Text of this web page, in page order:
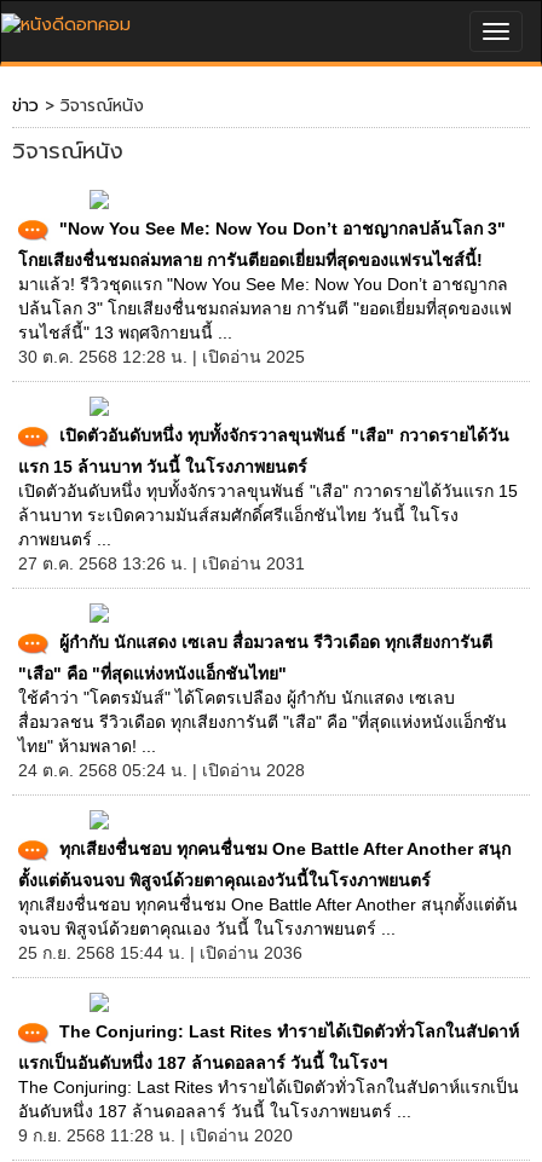
ข่าว > วิจารณ์หนัง
วิจารณ์หนัง
"Now You See Me: Now You Don’t อาชญากลปล้นโลก 3"
โกยเสียงชื่นชมถล่มทลาย การันตียอดเยี่ยมที่สุดของแฟรนไชส์นี้!
มาแล้ว! รีวิวชุดแรก "Now You See Me: Now You Don’t อาชญากล
ปล้นโลก 3" โกยเสียงชื่นชมถล่มทลาย การันตี "ยอดเยี่ยมที่สุดของแฟ
รนไชส์นี้" 13 พฤศจิกายนนี้ ...
30 ต.ค. 2568 12:28 น. | เปิดอ่าน 2025
เปิดตัวอันดับหนึ่ง ทุบทั้งจักรวาลขุนพันธ์ "เสือ" กวาดรายได้วัน
แรก 15 ล้านบาท วันนี้ ในโรงภาพยนตร์
เปิดตัวอันดับหนึ่ง ทุบทั้งจักรวาลขุนพันธ์ "เสือ" กวาดรายได้วันแรก 15
ล้านบาท ระเบิดความมันส์สมศักดิ์ศรีแอ็กชันไทย วันนี้ ในโรง
ภาพยนตร์ ...
27 ต.ค. 2568 13:26 น. | เปิดอ่าน 2031
ผู้กำกับ นักแสดง เซเลบ สื่อมวลชน รีวิวเดือด ทุกเสียงการันตี
"เสือ" คือ "ที่สุดแห่งหนังแอ็กชันไทย"
ใช้คำว่า "โคตรมันส์" ได้โคตรเปลือง ผู้กำกับ นักแสดง เซเลบ
สื่อมวลชน รีวิวเดือด ทุกเสียงการันตี "เสือ" คือ "ที่สุดแห่งหนังแอ็กชัน
ไทย" ห้ามพลาด! ...
24 ต.ค. 2568 05:24 น. | เปิดอ่าน 2028
ทุกเสียงชื่นชอบ ทุกคนชื่นชม One Battle After Another สนุก
ตั้งแต่ต้นจนจบ พิสูจน์ด้วยตาคุณเองวันนี้ในโรงภาพยนตร์
ทุกเสียงชื่นชอบ ทุกคนชื่นชม One Battle After Another สนุกตั้งแต่ต้น
จนจบ พิสูจน์ด้วยตาคุณเอง วันนี้ ในโรงภาพยนตร์ ...
25 ก.ย. 2568 15:44 น. | เปิดอ่าน 2036
The Conjuring: Last Rites ทำรายได้เปิดตัวทั่วโลกในสัปดาห์
แรกเป็นอันดับหนึ่ง 187 ล้านดอลลาร์ วันนี้ ในโรงฯ
The Conjuring: Last Rites ทำรายได้เปิดตัวทั่วโลกในสัปดาห์แรกเป็น
อันดับหนึ่ง 187 ล้านดอลลาร์ วันนี้ ในโรงภาพยนตร์ ...
9 ก.ย. 2568 11:28 น. | เปิดอ่าน 2020